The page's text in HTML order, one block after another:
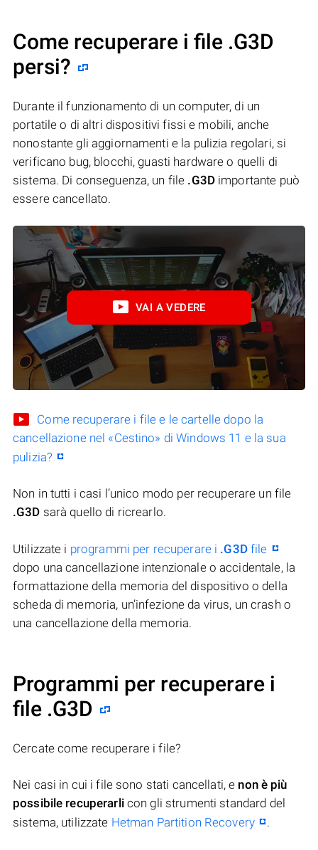
Come recuperare i file .G3D
persi?
Durante il funzionamento di un computer, di un
portatile o di altri dispositivi fissi e mobili, anche
nonostante gli aggiornamenti e la pulizia regolari, si
verificano bug, blocchi, guasti hardware o quelli di
sistema. Di conseguenza, un file .G3Dimportante può
essere cancellato.
VAI A VEDERE
Come recuperare i file e le cartelle dopo la
cancellazione nel «Cestino» di Windows 11 e la sua
pulizia?
Non in tutti i casi l’unico modo per recuperare un file
.G3D sarà quello di ricrearlo.
Utilizzate i programmi per recuperare i .G3Dfile
dopo una cancellazione intenzionale o accidentale, la
formattazione della memoria del dispositivo o della
scheda di memoria, un’infezione da virus, un crash o
una cancellazione della memoria.
Programmi per recuperare i
file .G3D
Cercate come recuperare i file?
Nei casi in cui i file sono stati cancellati, e non è più
possibile recuperarlicon gli strumenti standard del
sistema, utilizzate Hetman Partition Recovery .